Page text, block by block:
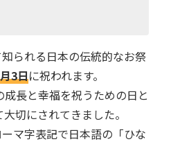
られる日本の伝統的なお祭
3日に祝われます。
長と幸福を祝うための日と
切にされてきました。
マ字表記で日本語の「ひな